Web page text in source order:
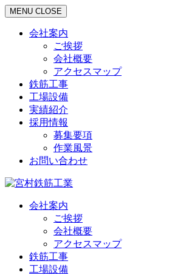
MENU CLOSE
会社案内
ご挨拶
会社概要
アクセスマップ
鉄筋工事
工場設備
実績紹介
採用情報
募集要項
作業風景
お問い合わせ
会社案内
ご挨拶
会社概要
アクセスマップ
鉄筋工事
工場設備